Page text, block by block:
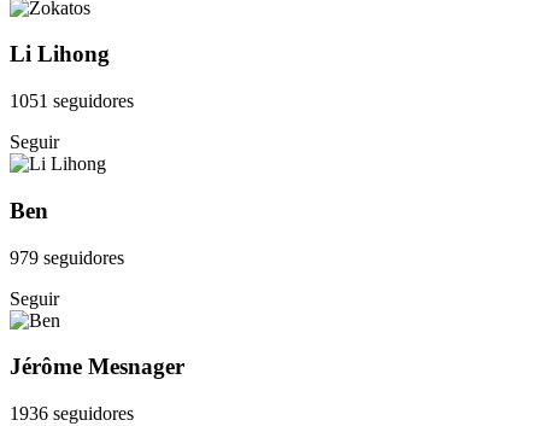
Li Lihong
1051 seguidores
Seguir
Ben
979 seguidores
Seguir
Jérôme Mesnager
1936 seguidores